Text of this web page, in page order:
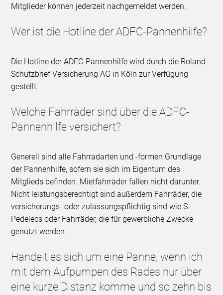
Mitglieder können jederzeit nachgemeldet werden.
Wer ist die Hotline der ADFC-Pannenhilfe?
Die Hotline der ADFC-Pannenhilfe wird durch die Roland-
Schutzbrief Versicherung AG in Köln zur Verfügung
gestellt.
Welche Fahrräder sind über die ADFC-
Pannenhilfe versichert?
Generell sind alle Fahrradarten und -formen Grundlage
der Pannenhilfe, sofern sie sich im Eigentum des
Mitglieds befinden. Mietfahrräder fallen nicht darunter.
Nicht leistungsberechtigt sind außerdem Fahrräder, die
versicherungs- oder zulassungspflichtig sind wie S-
Pedelecs oder Fahrräder, die für gewerbliche Zwecke
genutzt werden.
Handelt es sich um eine Panne, wenn ich
mit dem Aufpumpen des Rades nur über
eine kurze Distanz komme und so zehn bis